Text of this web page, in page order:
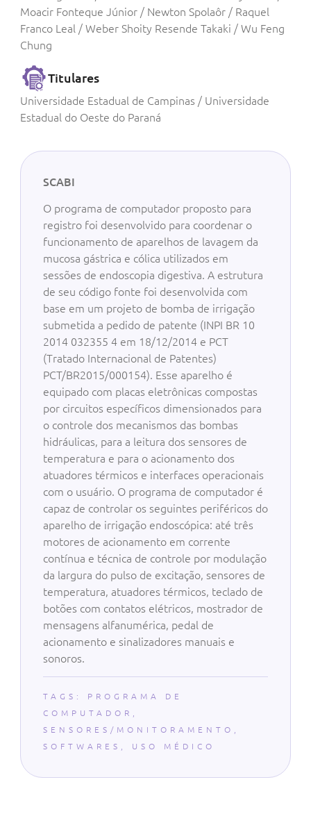
Moacir Fonteque Júnior / Newton Spolaôr / Raquel
Franco Leal / Weber Shoity Resende Takaki / Wu Feng
Chung
Titulares
Universidade Estadual de Campinas / Universidade
Estadual do Oeste do Paraná
SCABI
O programa de computador proposto para
registro foi desenvolvido para coordenar o
funcionamento de aparelhos de lavagem da
mucosa gástrica e cólica utilizados em
sessões de endoscopia digestiva. A estrutura
de seu código fonte foi desenvolvida com
base em um projeto de bomba de irrigação
submetida a pedido de patente (INPI BR 10
2014 032355 4 em 18/12/2014 e PCT
(Tratado Internacional de Patentes)
PCT/BR2015/000154). Esse aparelho é
equipado com placas eletrônicas compostas
por circuitos específicos dimensionados para
o controle dos mecanismos das bombas
hidráulicas, para a leitura dos sensores de
temperatura e para o acionamento dos
atuadores térmicos e interfaces operacionais
com o usuário. O programa de computador é
capaz de controlar os seguintes periféricos do
aparelho de irrigação endoscópica: até três
motores de acionamento em corrente
contínua e técnica de controle por modulação
da largura do pulso de excitação, sensores de
temperatura, atuadores térmicos, teclado de
botões com contatos elétricos, mostrador de
mensagens alfanumérica, pedal de
acionamento e sinalizadores manuais e
sonoros.
TAGS:
PROGRAMA DE
COMPUTADOR
SENSORES/MONITORAMENTO
SOFTWARES
USO MÉDICO